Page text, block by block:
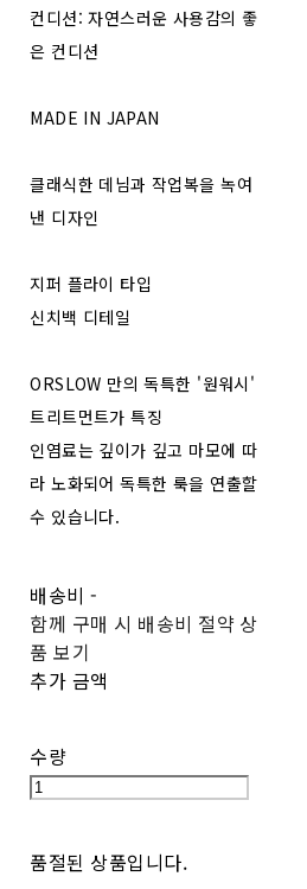
컨디션: 자연스러운 사용감의 좋
은 컨디션
MADE IN JAPAN
클래식한 데님과 작업복을 녹여
낸 디자인
지퍼 플라이 타입
신치백 디테일
ORSLOW 만의 독특한 '원워시'
트리트먼트가 특징
인염료는 깊이가 깊고 마모에 따
라 노화되어 독특한 룩을 연출할
수 있습니다.
배송비-
함께 구매 시 배송비 절약 상
품 보기
추가 금액
수량
품절된 상품입니다.